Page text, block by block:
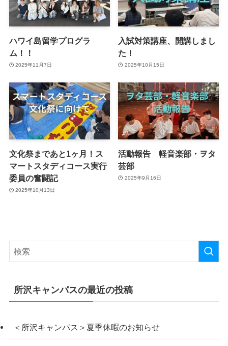
ハワイ島留学プログラ
ム！！
2025年11月7日
入試対策講座、開講しまし
た！
2025年10月15日
文化祭まであと1ヶ月！ス
マートスタディコース実行
委員の奮闘記
2025年10月13日
活動報告 軽音楽部・ヲタ
芸部
2025年9月16日
所沢キャンパスの最近の投稿
＜所沢キャンパス＞夏季休暇のお知らせ